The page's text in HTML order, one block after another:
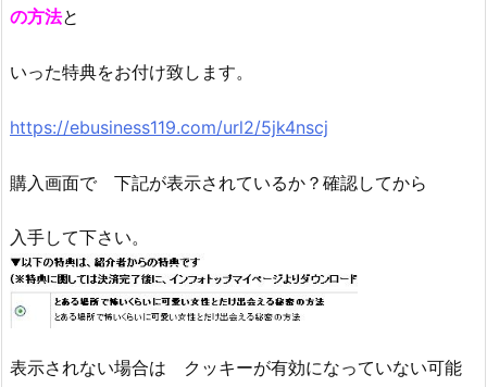
の方法と
いった特典をお付け致します。
https://ebusiness119.com/url2/5jk4nscj
購入画面で 下記が表示されているか？確認してから
入手して下さい。
表示されない場合は クッキーが有効になっていない可能